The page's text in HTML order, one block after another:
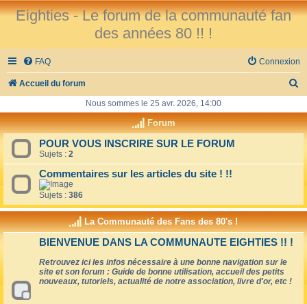
Eighties - Le forum de la communauté fan
des années 80 !! !
FAQ Connexion
Accueil du forum
h
h
e
Nous sommes le 25 avr. 2026, 14:00
Forum
POUR VOUS INSCRIRE SUR LE FORUM
Sujets : 2
Commentaires sur les articles du site ! !!
Sujets : 386
La Communauté des Fans des 80's !
BIENVENUE DANS LA COMMUNAUTE EIGHTIES !! !
Retrouvez ici les infos nécessaire à une bonne navigation sur le
site et son forum : Guide de bonne utilisation, accueil des petits
nouveaux, tutoriels, actualité de notre association, livre d'or, etc !